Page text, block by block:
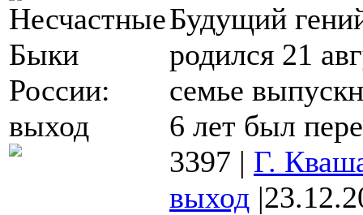
Будущий
родился 21
семье
6 лет был
3397 | Г.
выход |